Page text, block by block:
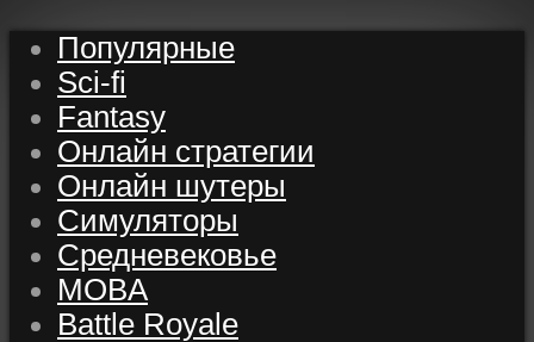
Популярные
Sci-fi
Fantasy
Онлайн стратегии
Онлайн шутеры
Симуляторы
Средневековье
MOBA
Battle Royale